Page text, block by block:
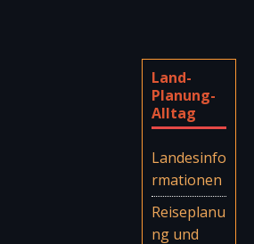
Land-
Planung-
Alltag
Landesinfo
rmationen
Reiseplanu
ng und